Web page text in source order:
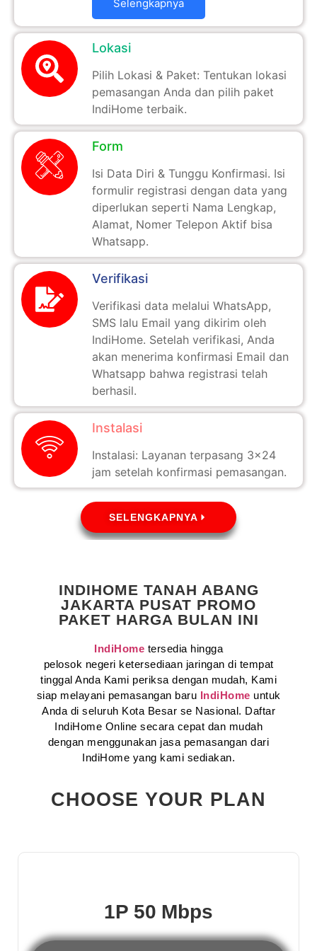
Selengkapnya
Lokasi
Pilih Lokasi & Paket: Tentukan lokasi
pemasangan Anda dan pilih paket
IndiHome terbaik.
Form
Isi Data Diri & Tunggu Konfirmasi. Isi
formulir registrasi dengan data yang
diperlukan seperti Nama Lengkap,
Alamat, Nomer Telepon Aktif bisa
Whatsapp.
Verifikasi
Verifikasi data melalui WhatsApp,
SMS lalu Email yang dikirim oleh
IndiHome. Setelah verifikasi, Anda
akan menerima konfirmasi Email dan
Whatsapp bahwa registrasi telah
berhasil.
Instalasi
Instalasi: Layanan terpasang 3x24
jam setelah konfirmasi pemasangan.
SELENGKAPNYA
INDIHOME TANAH ABANG
JAKARTA PUSAT PROMO
PAKET HARGA BULAN INI
IndiHome tersedia hingga
pelosok negeri ketersediaan jaringan di tempat
tinggal Anda Kami periksa dengan mudah, Kami
siap melayani pemasangan baru IndiHome untuk
Anda di seluruh Kota Besar se Nasional. Daftar
IndiHome Online secara cepat dan mudah
dengan menggunakan jasa pemasangan dari
IndiHome yang kami sediakan.
CHOOSE YOUR PLAN
1P 50 Mbps